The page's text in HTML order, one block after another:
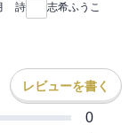
詩
志希ふうこ
レビューを書く
0